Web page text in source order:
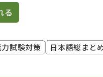
る
試験対策 日本語総まと